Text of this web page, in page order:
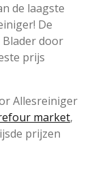
de laagste
De
door
prijs
Allesreiniger
market,
prijzen